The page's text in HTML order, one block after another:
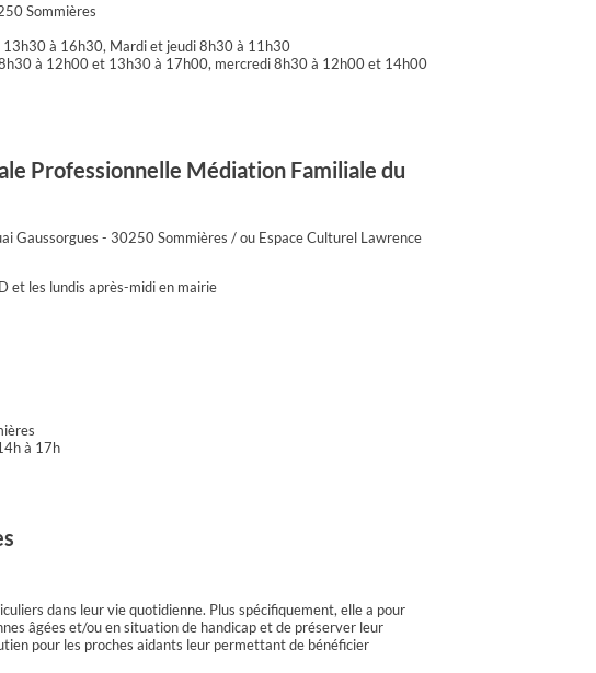
Sommières
à 16h30, Mardi et jeudi 8h30 à 11h30
à 12h00 et 13h30 à 17h00, mercredi 8h30 à 12h00 et 14h00
Professionnelle Médiation Familiale du
Gaussorgues - 30250 Sommières / ou Espace Culturel Lawrence
et les lundis après-midi en mairie
à 17h
dans leur vie quotidienne. Plus spécifiquement, elle a pour
âgées et/ou en situation de handicap et de préserver leur
pour les proches aidants leur permettant de bénéficier